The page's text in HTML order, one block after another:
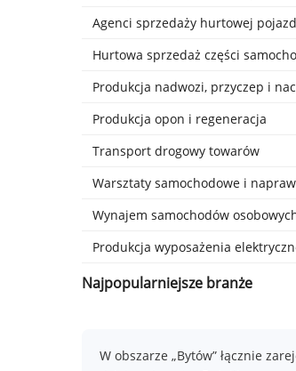
Najpopularniejsze branże
Agenci sprzedaży hurtowej
Hurtowa sprzedaż części
Produkcja nadwozi, przyczep i
Produkcja opon i regeneracja
Transport drogowy towarów
Warsztaty samochodowe i
Wynajem samochodów
Produkcja wyposażenia
W obszarze „Bytów” łącznie